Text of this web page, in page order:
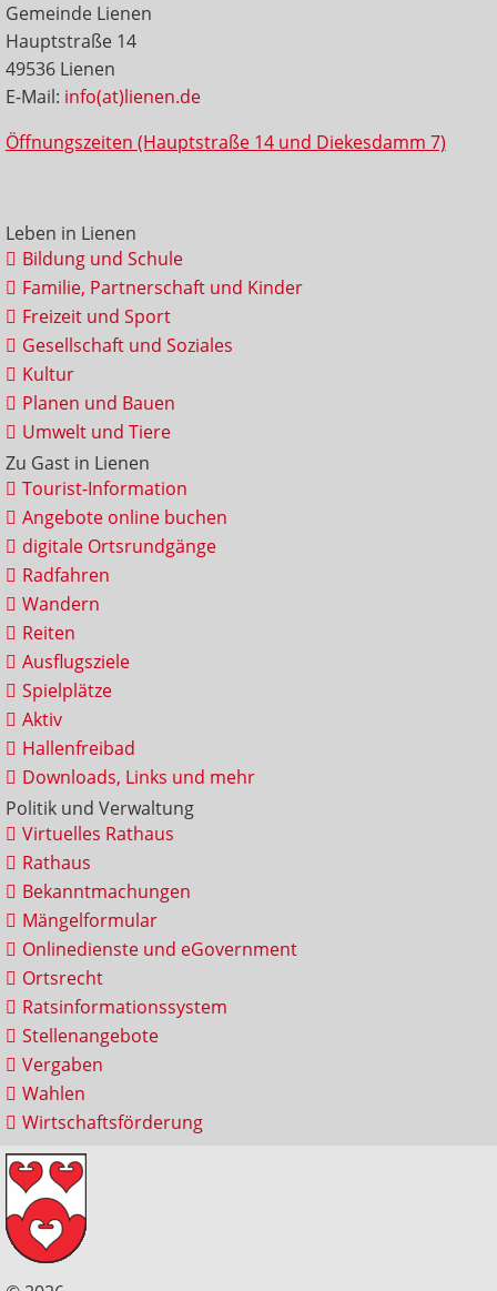
Gemeinde Lienen
Hauptstraße 14
49536 Lienen
E-Mail: info(at)lienen.de
Öffnungszeiten (Hauptstraße 14 und Diekesdamm 7)
Leben in Lienen
Bildung und Schule
Familie, Partnerschaft und Kinder
Freizeit und Sport
Gesellschaft und Soziales
Kultur
Planen und Bauen
Umwelt und Tiere
Zu Gast in Lienen
Tourist-Information
Angebote online buchen
digitale Ortsrundgänge
Radfahren
Wandern
Reiten
Ausflugsziele
Spielplätze
Aktiv
Hallenfreibad
Downloads, Links und mehr
Politik und Verwaltung
Virtuelles Rathaus
Rathaus
Bekanntmachungen
Mängelformular
Onlinedienste und eGovernment
Ortsrecht
Ratsinformationssystem
Stellenangebote
Vergaben
Wahlen
Wirtschaftsförderung